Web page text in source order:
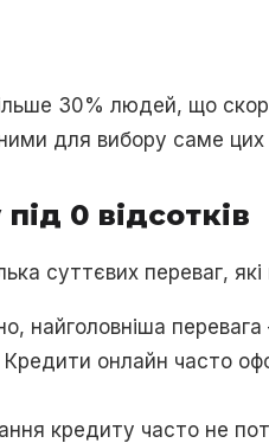
30% людей, що
для вибору саме цих
0 відсотків
суттєвих переваг,
найголовніша
Кредити онлайн часто
кредиту часто не